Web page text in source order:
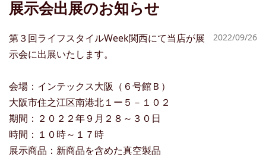
展示会出展のお知らせ
2022/09/26
第３回ライフスタイルWeek関西にて当店が展
示会に出展いたします。
会場：インテックス大阪（６号館Ｂ）
大阪市住之江区南港北１ー５－１０２
期間：２０２２年９月２８～３０日
時間：１０時～１７時
展示商品：新商品を含めた真空製品